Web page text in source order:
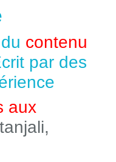
contenu
par des
aux